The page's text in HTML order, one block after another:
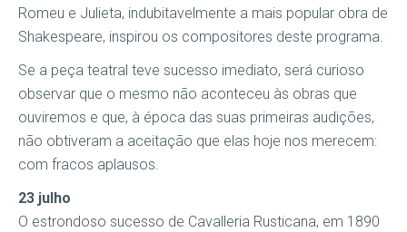
Romeu e Julieta, indubitavelmente a mais popular obra de
Shakespeare, inspirou os compositores deste programa.
Se a peça teatral teve sucesso imediato, será curioso
observar que o mesmo não aconteceu às obras que
ouviremos e que, à época das suas primeiras audições,
não obtiveram a aceitação que elas hoje nos merecem:
com fracos aplausos.
23 julho
O estrondoso sucesso de Cavalleria Rusticana, em 1890